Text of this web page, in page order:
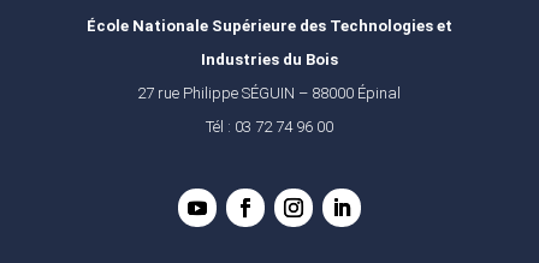
École Nationale Supérieure des Technologies et
Industries du Bois
27 rue Philippe SÉGUIN – 88000 Épinal
Tél : 03 72 74 96 00